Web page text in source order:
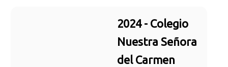
2024 - Colegio
Nuestra Señora
del Carmen